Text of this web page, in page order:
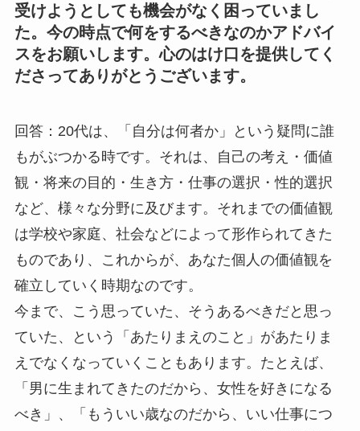
受けようとしても機会がなく困っていまし
た。今の時点で何をするべきなのかアドバイ
スをお願いします。心のはけ口を提供してく
ださってありがとうございます。
回答：20代は、「自分は何者か」という疑問に誰
もがぶつかる時です。それは、自己の考え・価値
観・将来の目的・生き方・仕事の選択・性的選択
など、様々な分野に及びます。それまでの価値観
は学校や家庭、社会などによって形作られてきた
ものであり、これからが、あなた個人の価値観を
確立していく時期なのです。
今まで、こう思っていた、そうあるべきだと思っ
ていた、という「あたりまえのこと」があたりま
えでなくなっていくこともあります。たとえば、
「男に生まれてきたのだから、女性を好きになる
べき」、「もういい歳なのだから、いい仕事につ